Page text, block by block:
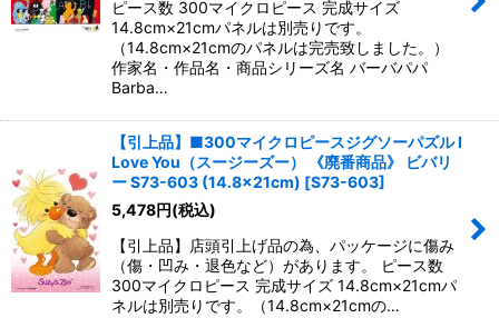
ピース数 300マイクロピース 完成サイズ
14.8cm×21cmパネルは別売りです。
（14.8cm×21cmのパネルは完売致しました。）
作家名・作品名・商品シリーズ名 バーバパパ
Barba…
【引上品】■300マイクロピースジグソーパズル I
Love You（スージーズー） 《廃番商品》 ビバリ
ー S73-603 (14.8×21cm) [S73-603]
5,478円(税込)
【引上品】店頭引上げ品の為、パッケージに傷み
（傷・凹み・退色など）があります。 ピース数
300マイクロピース 完成サイズ 14.8cm×21cmパ
ネルは別売りです。（14.8cm×21cmの…